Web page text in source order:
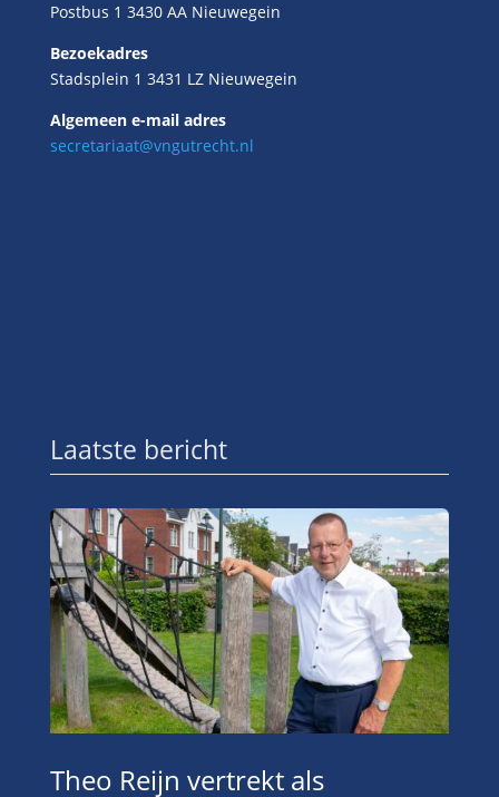
Postbus 1 3430 AA Nieuwegein
Bezoekadres
Stadsplein 1 3431 LZ Nieuwegein
Algemeen e-mail adres
secretariaat@vngutrecht.nl
Laatste bericht
Theo Reijn vertrekt als